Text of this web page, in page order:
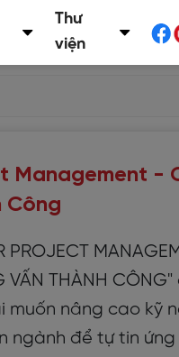
Thư
viện
Management -
Công
PROJECT
VẤN THÀNH
muốn nâng cao kỹ
ngành để tự tin